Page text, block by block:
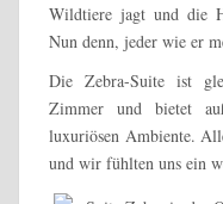
Wildtiere jagt und die
Nun denn, jeder wie er
Die Zebra-Suite ist
Zimmer und bietet
luxuriösen Ambiente.
und wir fühlten uns ein